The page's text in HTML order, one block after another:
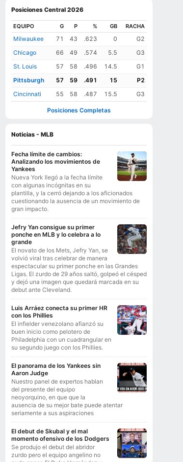
Posiciones Central 2026
EQUIPO G P % GB RACHA
Milwaukee 71 43 .623 0
G2
Chicago
66 49 .574 5.5
G3
St. Louis
57 58 .496 14.5
G1
Pittsburgh
57 59 .491 15
P2
Cincinnati
55 58 .487 15.5 G3
Posiciones Completas
Noticias - MLB
Fecha límite de cambios:
Analizando los movimientos de
Yankees
Nueva York llegó a la fecha límite
con algunas incógnitas en su
plantilla, y la cerró dejando a los aficionados
cuestionando la ausencia de un movimiento de
gran impacto.
Jefry Yan consigue su primer
ponche en MLB y lo celebra a lo
grande
El novato de los Mets, Jefry Yan, se
volvió viral tras celebrar de manera
espectacular su primer ponche en las Grandes
Ligas. El zurdo de 29 años saltó, golpeó el césped
y dejó una imagen que quedará marcada en su
debut ante Cleveland.
Luis Arráez conecta su primer HR
con los Phillies
El infielder venezolano afianzó su
buen inicio como pelotero de
Philadelphia con un cuadrangular en
su segundo juego con los Phillies.
El panorama de los Yankees sin
Aaron Judge
Nuestro panel de expertos hablan
del presente del equipo
neoyorquino, en que que la
ausencia de su mejor bate puede atentar
seriamente a sus aspiraciones
El debut de Skubal y el mal
momento ofensivo de los Dodgers
Se produjo el debut del abridor
zurdo pero el equipo angelino no